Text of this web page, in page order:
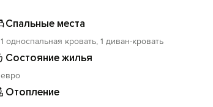
Вашего выезда, если с квартирой всё
Спальные места
1 односпальная кровать, 1 диван-кровать
Состояние жилья
евро
Отопление